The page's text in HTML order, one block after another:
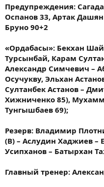
Предупреждения:
Оспанов 33, Артак
Бруно 90+2
«Ордабасы»: Бекхан
Турсынбай, Карам
Александр Симчевич –
Осучукву, Эльхан
Султанбек Астанов –
Хижниченко 85),
Тунгышбаев 69);
Резерв: Владимир
(В) – Аслудин Хаджиев –
Усипханов – Батырхан
Главный тренер: